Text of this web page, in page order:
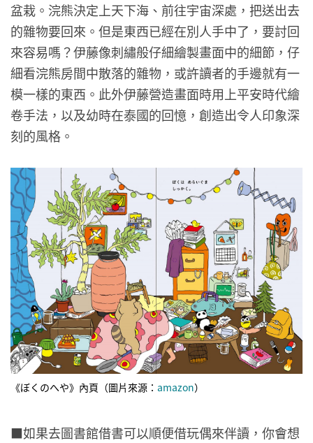
盆栽。浣熊決定上天下海、前往宇宙深處，把送出去
的雜物要回來。但是東西已經在別人手中了，要討回
來容易嗎？伊藤像刺繡般仔細繪製畫面中的細節，仔
細看浣熊房間中散落的雜物，或許讀者的手邊就有一
模一樣的東西。此外伊藤營造畫面時用上平安時代繪
卷手法，以及幼時在泰國的回憶，創造出令人印象深
刻的風格。
《ぼくのへや》內頁（圖片來源： amazon）
■如果去圖書館借書可以順便借玩偶來伴讀，你會想